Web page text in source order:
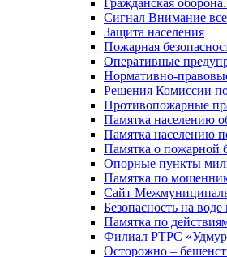
Гражданская
Сигнал Внимание
Защита населения
Пожарная
Оперативные
Нормативно-
Решения Комиссии
Противопожарные
Памятка населению
Памятка населению
Памятка о пожарной
Опорные пункты
Памятка по
Сайт
Безопасность на
Памятка по
Филиал РТРС
Осторожно –